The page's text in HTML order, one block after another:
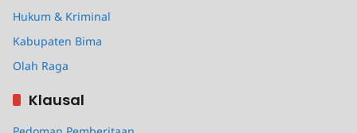
Hukum & Kriminal
Kabupaten Bima
Olah Raga
Klausal